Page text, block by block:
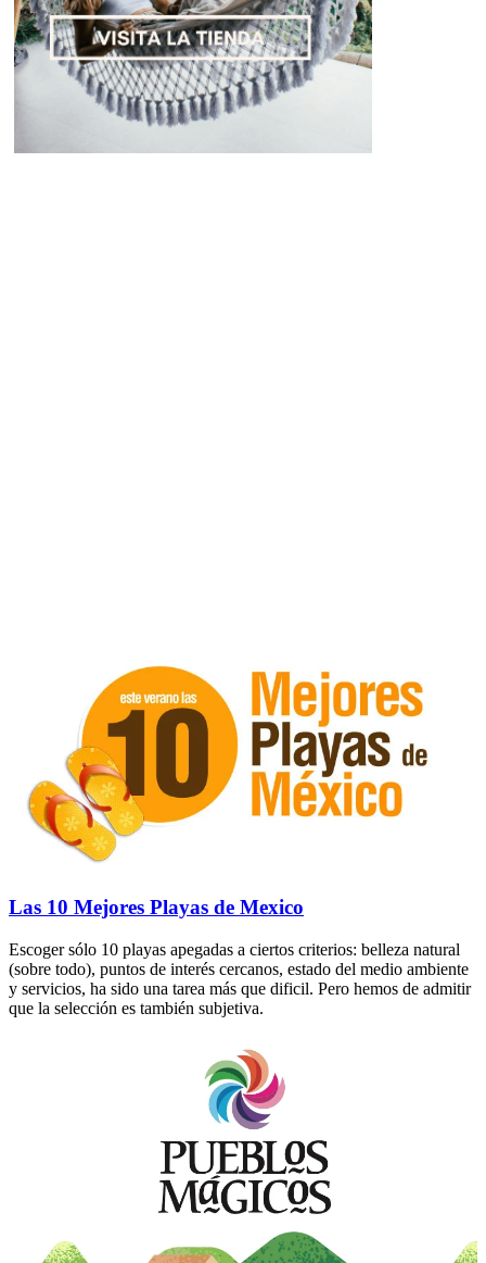
Las 10 Mejores Playas de Mexico
Escoger sólo 10 playas apegadas a ciertos criterios: belleza natural
(sobre todo), puntos de interés cercanos, estado del medio ambiente
y servicios, ha sido una tarea más que dificil. Pero hemos de admitir
que la selección es también subjetiva.